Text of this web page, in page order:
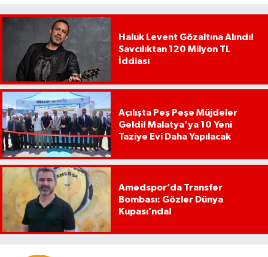
Haluk Levent Gözaltına Alındı!
Savcılıktan 120 Milyon TL
İddiası
Açılışta Peş Peşe Müjdeler
Geldi! Malatya'ya 10 Yeni
Taziye Evi Daha Yapılacak
Amedspor’da Transfer
Bombası: Gözler Dünya
Kupası’nda!